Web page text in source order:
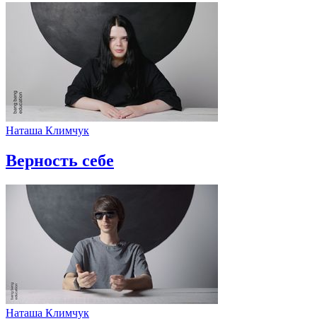
Наташа Климчук
Верность себе
Наташа Климчук